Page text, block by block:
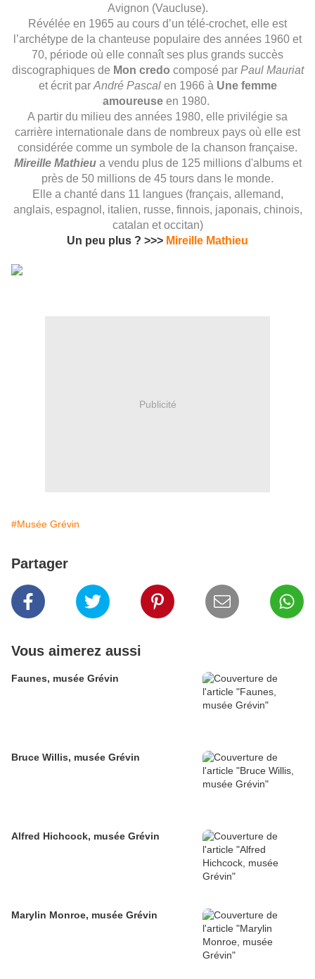
Avignon (Vaucluse).
Révélée en 1965 au cours d’un télé-crochet, elle est
l’archétype de la chanteuse populaire des années 1960 et
70, période où elle connaît ses plus grands succès
discographiques de Mon credo composé par Paul Mauriat
et écrit par André Pascal en 1966 à Une femme
amoureuse en 1980.
A partir du milieu des années 1980, elle privilégie sa
carrière internationale dans de nombreux pays où elle est
considérée comme un symbole de la chanson française.
Mireille Mathieua vendu plus de 125 millions d'albums et
près de 50 millions de 45 tours dans le monde.
Elle a chanté dans 11 langues (français, allemand,
anglais, espagnol , italien, russe, finnois, japonais, chinois,
catalan et occitan)
Un peu plus ? >>> Mireille Mathieu
Publicité
#Musée Grévin
Partager
Vous aimerez aussi
Faunes, musée Grévin
Bruce Willis, musée Grévin
Alfred Hichcock, musée Grévin
Marylin Monroe, musée Grévin